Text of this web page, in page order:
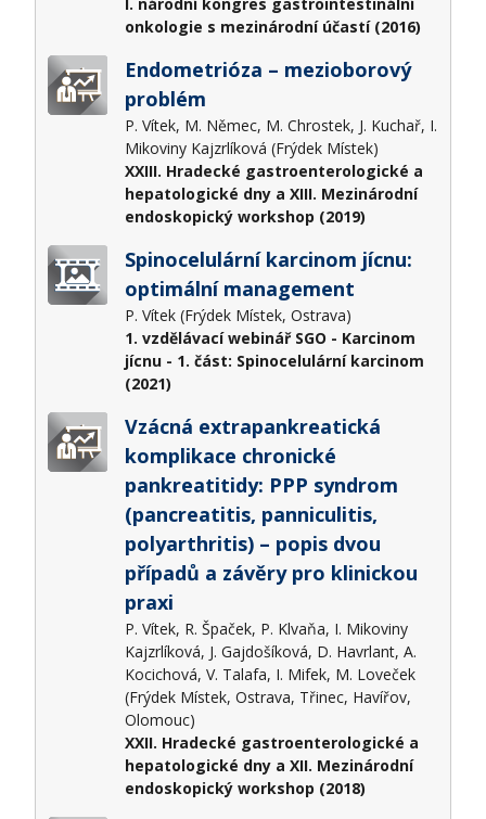
onkologie s mezinárodní účastí (2016)
Endometrióza – mezioborový
problém
P. Vítek, M. Němec, M. Chrostek, J. Kuchař, I.
Mikoviny Kajzrlíková (Frýdek Místek)
XXIII. Hradecké gastroenterologické a
hepatologické dny a XIII. Mezinárodní
endoskopický workshop (2019)
Spinocelulární karcinom jícnu:
optimální management
P. Vítek (Frýdek Místek, Ostrava)
1. vzdělávací webinář SGO - Karcinom
jícnu - 1. část: Spinocelulární karcinom
(2021)
Vzácná extrapankreatická
komplikace chronické
pankreatitidy: PPP syndrom
(pancreatitis, panniculitis,
polyarthritis) – popis dvou
případů a závěry pro klinickou
praxi
P. Vítek, R. Špaček, P. Klvaňa, I. Mikoviny
Kajzrlíková, J. Gajdošíková, D. Havrlant, A.
Kocichová, V. Talafa, I. Mifek, M. Loveček
(Frýdek Místek, Ostrava, Třinec, Havířov,
Olomouc)
XXII. Hradecké gastroenterologické a
hepatologické dny a XII. Mezinárodní
endoskopický workshop (2018)